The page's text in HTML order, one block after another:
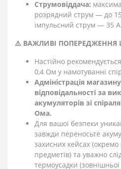
Струмовіддача:
розрядний струм — до
імпульсний струм — 35
⚠️ ВАЖЛИВІ ПОПЕРЕДЖЕННЯ
Настійно
0,4 Ом у намотуванні
Адміністрація
відповідальності за
акумуляторів зі
Ома.
Для вашої безпеки
завжди переносьте
захисних кейсах (окремо
предметів) та уважно
термоусадки